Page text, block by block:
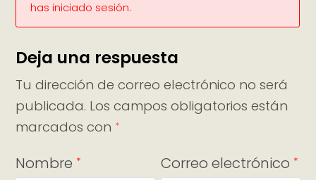
has iniciado sesión.
Deja una respuesta
Tu dirección de correo electrónico no será
publicada. Los campos obligatorios están
marcados con *
Nombre * Correo electrónico *